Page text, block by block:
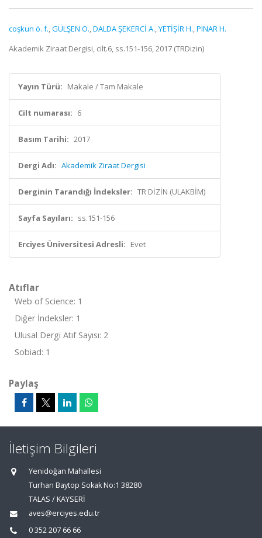
coşkun ö. f.,GÜLŞEN O.,DALDA ŞEKERCİ A.,YETİŞİR H.,PINAR H.
Akademik Ziraat Dergisi, cilt.6, ss.151-156, 2017 (TRDizin)
Yayın Türü: Makale / Tam Makale
Cilt numarası: 6
Basım Tarihi: 2017
Dergi Adı: Akademik Ziraat Dergisi
Derginin Tarandığı İndeksler: TR DİZİN (ULAKBİM)
Sayfa Sayıları: ss.151-156
Erciyes Üniversitesi Adresli: Evet
Atıflar
Web of Science: 1
Diğer İndeksler: 1
Ulusal Dergi Atıf Sayısı: 2
Sobiad: 1
Paylaş
İletişim Bilgileri
Yenidoğan Mahallesi
Turhan Baytop Sokak No:1 38280
TALAS / KAYSERİ
aves@erciyes.edu.tr
0 352 207 66 66